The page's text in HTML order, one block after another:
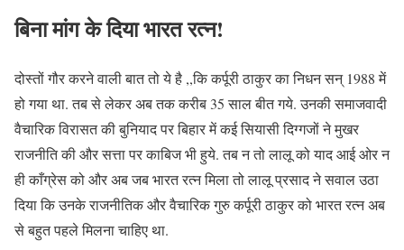
बिना मांग के दिया भारत रत्न!
दोस्तों गौर करने वाली बात तो ये है ,,कि कर्पूरी ठाकुर का निधन सन् 1988 में
हो गया था. तब से लेकर अब तक करीब 35 साल बीत गये. उनकी समाजवादी
वैचारिक विरासत की बुनियाद पर बिहार में कई सियासी दिग्गजों ने मुखर
राजनीति की और सत्ता पर काबिज भी हुये. तब न तो लालू को याद आई ओर न
ही काँग्रेस को और अब जब भारत रत्न मिला तो लालू प्रसाद ने सवाल उठा
दिया कि उनके राजनीतिक और वैचारिक गुरु कर्पूरी ठाकुर को भारत रत्न अब
से बहुत पहले मिलना चाहिए था.